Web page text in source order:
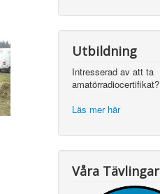
Utbildning
Intresserad av att ta
amatörradiocertifikat?
Läs mer här
Våra Tävlingar